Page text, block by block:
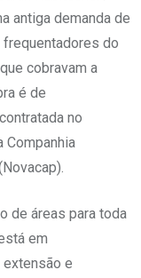
antiga demanda de
do
cobravam a
é de
no
de áreas para toda
em
e